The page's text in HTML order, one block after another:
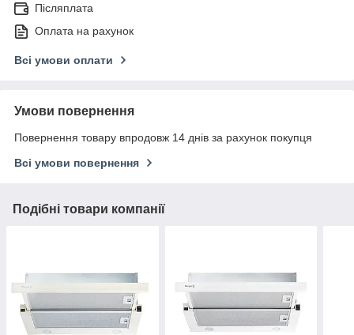
Післяплата
Оплата на рахунок
Всі умови оплати
Умови повернення
Повернення товару впродовж 14 днів за рахунок покупця
Всі умови повернення
Подібні товари компанії